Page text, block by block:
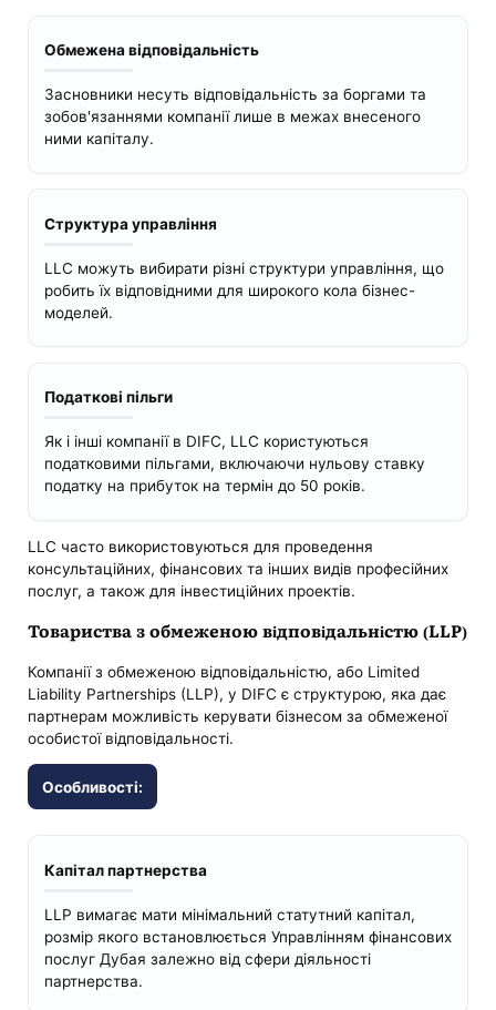
Обмежена відповідальність
Засновники несуть відповідальність за боргами та
зобов'язаннями компанії лише в межах внесеного
ними капіталу.
Структура управління
LLC можуть вибирати різні структури управління, що
робить їх відповідними для широкого кола бізнес-
моделей.
Податкові пільги
Як і інші компанії в DIFC, LLC користуються
податковими пільгами, включаючи нульову ставку
податку на прибуток на термін до 50 років.
LLC часто використовуються для проведення
консультаційних, фінансових та інших видів професійних
послуг, а також для інвестиційних проектів.
Товариства з обмеженою відповідальністю (LLP)
Компанії з обмеженою відповідальністю, або Limited
Liability Partnerships (LLP), у DIFC є структурою, яка дає
партнерам можливість керувати бізнесом за обмеженої
особистої відповідальності.
Особливості:
Капітал партнерства
LLP вимагає мати мінімальний статутний капітал,
розмір якого встановлюється Управлінням фінансових
послуг Дубая залежно від сфери діяльності
партнерства.